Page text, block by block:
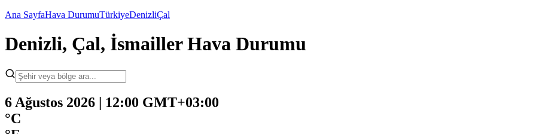
Ana SayfaHava DurumuTürkiyeDenizliÇal
Denizli, Çal, İsmailler Hava Durumu
6 Ağustos 2026 | 12:00 GMT+03:00
°C